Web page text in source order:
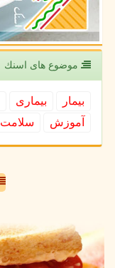
موضوع های اسنك
بیمار بیماری
آموزش
سلامت